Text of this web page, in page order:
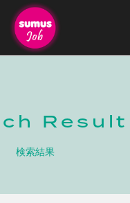
Result
検索結果